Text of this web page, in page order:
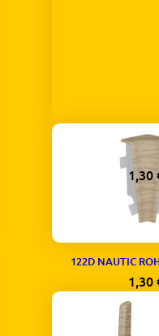
994L NAUTIC
1,30
122D NAUTIC
1,30